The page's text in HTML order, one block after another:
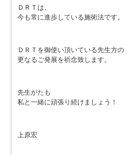
ＤＲＴは、
今も常に進歩している施術法です。
ＤＲＴを御使い頂いている先生方の
更なるご発展を祈念致します。
先生がたも
私と一緒に頑張り続けましょう！
上原宏